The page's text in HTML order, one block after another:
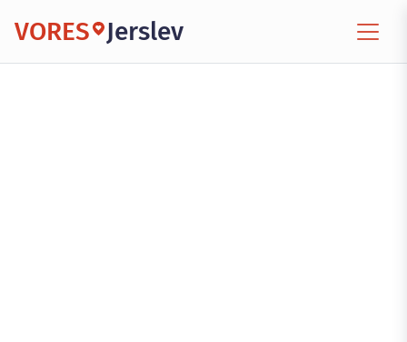
VORES Jerslev